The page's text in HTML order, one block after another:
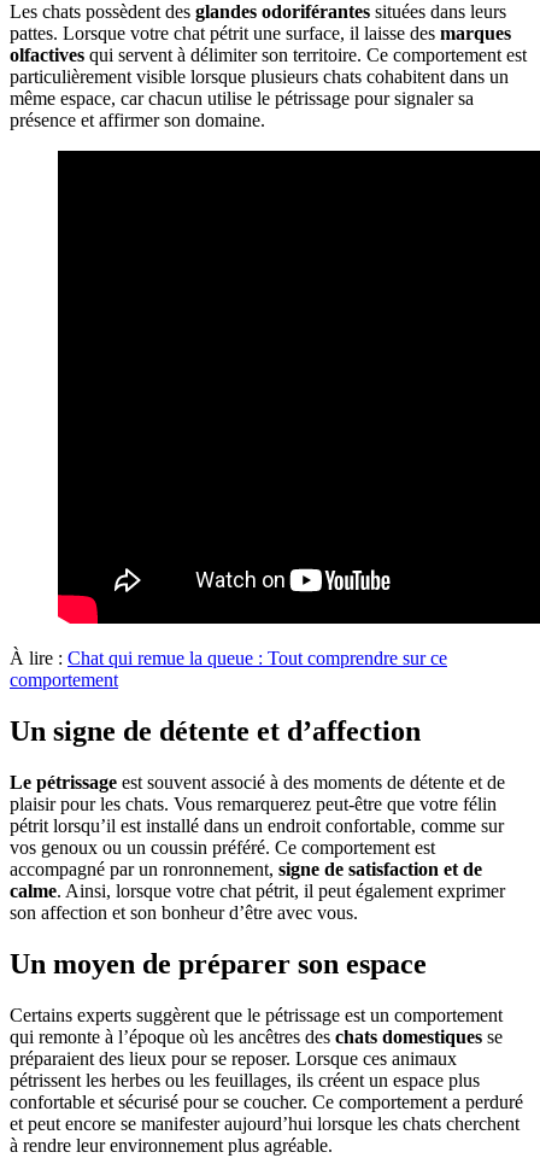
Les chats possèdent des glandes odoriférantes situées dans leurs
pattes. Lorsque votre chat pétrit une surface, il laisse des marques
olfactives qui servent à délimiter son territoire. Ce comportement est
particulièrement visible lorsque plusieurs chats cohabitent dans un
même espace, car chacun utilise le pétrissage pour signaler sa
présence et affirmer son domaine.
À lire : Chat qui remue la queue : Tout comprendre sur ce
comportement
Un signe de détente et d’affection
Le pétrissage est souvent associé à des moments de détente et de
plaisir pour les chats. Vous remarquerez peut-être que votre félin
pétrit lorsqu’il est installé dans un endroit confortable, comme sur
vos genoux ou un coussin préféré. Ce comportement est
accompagné par un ronronnement, signe de satisfaction et de
calme. Ainsi, lorsque votre chat pétrit, il peut également exprimer
son affection et son bonheur d’être avec vous.
Un moyen de préparer son espace
Certains experts suggèrent que le pétrissage est un comportement
qui remonte à l’époque où les ancêtres des chats domestiques se
préparaient des lieux pour se reposer. Lorsque ces animaux
pétrissent les herbes ou les feuillages, ils créent un espace plus
confortable et sécurisé pour se coucher. Ce comportement a perduré
et peut encore se manifester aujourd’hui lorsque les chats cherchent
à rendre leur environnement plus agréable.